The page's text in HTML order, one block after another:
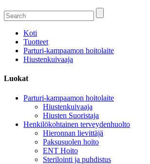
Koti
Tuotteet
Parturi-kampaamon hoitolaite
Hiustenkuivaaja
Luokat
Parturi-kampaamon hoitolaite
Hiustenkuivaaja
Hiusten Suoristaja
Henkilökohtainen terveydenhuolto
Hieronnan lievittäjä
Paksusuolen hoito
ENT Hoito
Sterilointi ja puhdistus